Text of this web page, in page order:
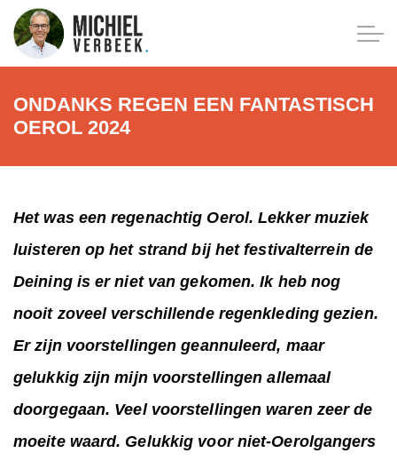
ONDANKS REGEN EEN FANTASTISCH
OEROL 2024
Het was een regenachtig Oerol. Lekker muziek
luisteren op het strand bij het festivalterrein de
Deining is er niet van gekomen. Ik heb nog
nooit zoveel verschillende regenkleding gezien.
Er zijn voorstellingen geannuleerd, maar
gelukkig zijn mijn voorstellingen allemaal
doorgegaan. Veel voorstellingen waren zeer de
moeite waard. Gelukkig voor niet-Oerolgangers